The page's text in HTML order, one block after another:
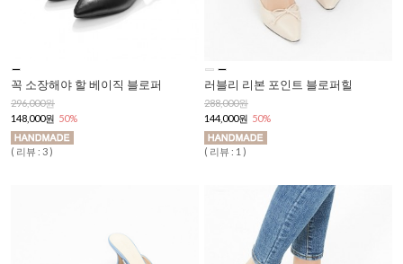
꼭 소장해야 할 베이직 블로퍼
296,000원
148,000원 50%
( 리뷰 : 3 )
러블리 리본 포인트 블로퍼힐
288,000원
144,000원 50%
( 리뷰 : 1 )